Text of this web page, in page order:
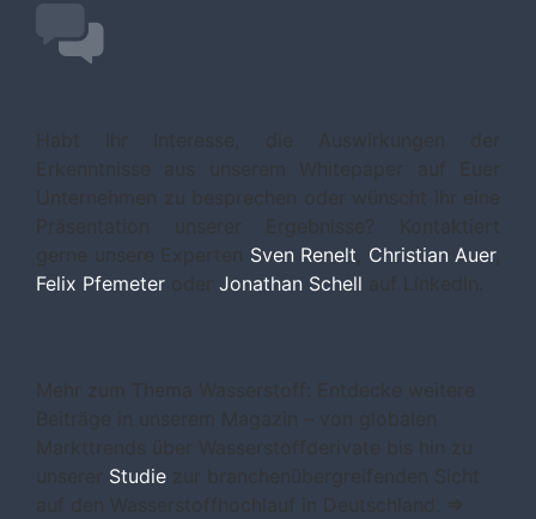
Habt Ihr Interesse, die Auswirkungen der
Erkenntnisse aus unserem Whitepaper auf Euer
Unternehmen zu besprechen oder wünscht Ihr eine
Präsentation unserer Ergebnisse? Kontaktiert
gerne unsere Experten Sven Renelt, Christian Auer,
Felix Pfemeter oder Jonathan Schell auf LinkedIn.
Mehr zum Thema Wasserstoff: Entdecke weitere
Beiträge in unserem Magazin – von globalen
Markttrends über Wasserstoffderivate bis hin zu
unserer Studie zur branchenübergreifenden Sicht
auf den Wasserstoffhochlauf in Deutschland. ⇒